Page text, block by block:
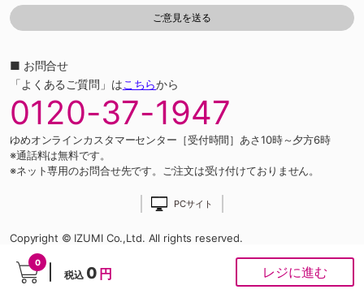
0
税込 0 円 レジに進む
■ お問合せ
「よくあるご質問」はこちらから
0120-37-1947
ゆめオンラインカスタマーセンター［受付時間］あさ10時～夕方6時
※通話料は無料です。
※ネット専用のお問合せ先です。ご注文は受け付けておりません。
PCサイト
Copyright © IZUMI Co.,Ltd. All rights reserved.